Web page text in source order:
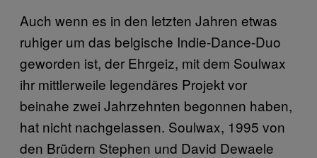
Auch wenn es in den letzten Jahren etwas
ruhiger um das belgische Indie-Dance-Duo
geworden ist, der Ehrgeiz, mit dem Soulwax
ihr mittlerweile legendäres Projekt vor
beinahe zwei Jahrzehnten begonnen haben,
hat nicht nachgelassen. Soulwax, 1995 von
den Brüdern Stephen und David Dewaele